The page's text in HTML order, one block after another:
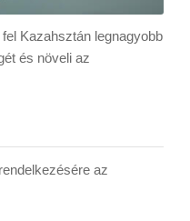
Kazahsztán legnagyobb
és növeli az
az